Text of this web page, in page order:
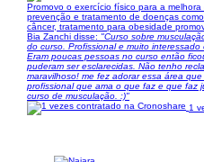
Promovo o exercício físico para a
prevenção e tratamento de doenças
câncer, tratamento para obesidade
Bia Zanchi disse: "Curso sobre
do curso. Profissional e muito interessado
Eram poucas pessoas no curso então
puderam ser esclarecidas. Não tenho
maravilhoso! me fez adorar essa área
profissional que ama o que faz e que faz
curso de musculação. :)"
1